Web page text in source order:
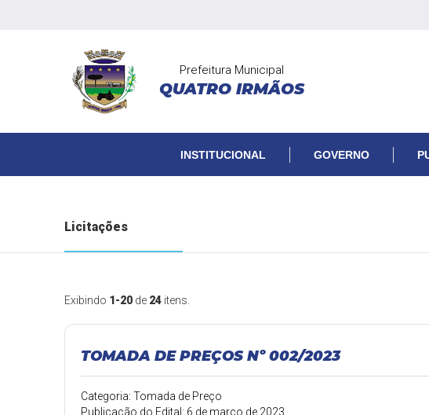
Prefeitura Municipal
QUATRO IRMÃOS
INSTITUCIONAL GOVERNO
Licitações
Exibindo 1-20 de 24 itens.
TOMADA DE PREÇOS Nº 002/2023
Categoria: Tomada de Preço
Publicação do Edital: 6 de março de 2023